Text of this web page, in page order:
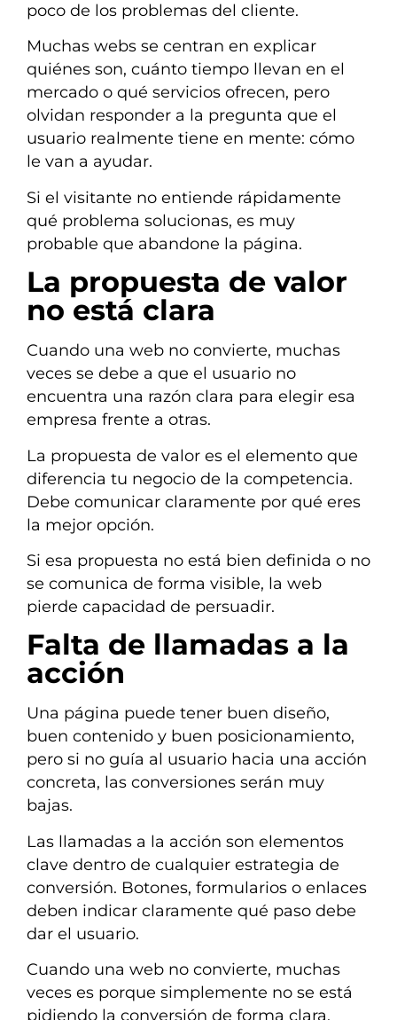
poco de los problemas del cliente.
Muchas webs se centran en explicar
quiénes son, cuánto tiempo llevan en el
mercado o qué servicios ofrecen, pero
olvidan responder a la pregunta que el
usuario realmente tiene en mente: cómo
le van a ayudar.
Si el visitante no entiende rápidamente
qué problema solucionas, es muy
probable que abandone la página.
La propuesta de valor
no está clara
Cuando una web no convierte, muchas
veces se debe a que el usuario no
encuentra una razón clara para elegir esa
empresa frente a otras.
La propuesta de valor es el elemento que
diferencia tu negocio de la competencia.
Debe comunicar claramente por qué eres
la mejor opción.
Si esa propuesta no está bien definida o no
se comunica de forma visible, la web
pierde capacidad de persuadir.
Falta de llamadas a la
acción
Una página puede tener buen diseño,
buen contenido y buen posicionamiento,
pero si no guía al usuario hacia una acción
concreta, las conversiones serán muy
bajas.
Las llamadas a la acción son elementos
clave dentro de cualquier estrategia de
conversión. Botones, formularios o enlaces
deben indicar claramente qué paso debe
dar el usuario.
Cuando una web no convierte, muchas
veces es porque simplemente no se está
pidiendo la conversión de forma clara.